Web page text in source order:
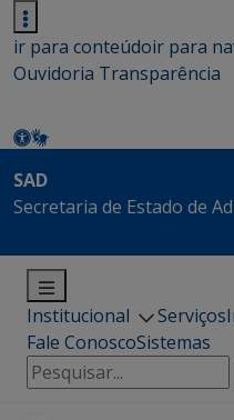
ir para conteúdoir para
Ouvidoria Transparência
SAD
Secretaria de Estado de
Institucional Serviços
Fale ConoscoSistemas
Pesquisar
por: